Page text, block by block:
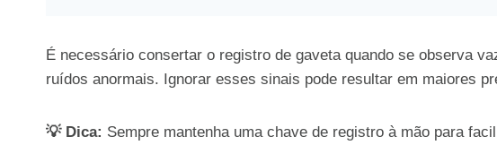
É necessário consertar o registro de gaveta quando se observa
ruídos anormais. Ignorar esses sinais pode resultar em maiores
💡 Dica: Sempre mantenha uma chave de registro à mão para